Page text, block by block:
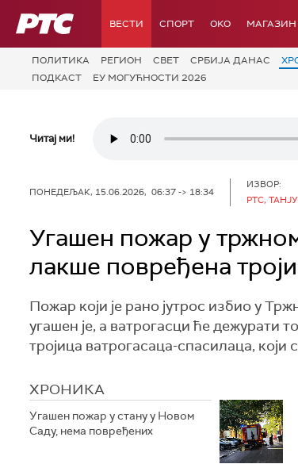
РТС ВЕСТИ СПОРТ OKO МАГАЗИН
ПОЛИТИКА РЕГИОН СВЕТ СРБИЈА ДАНАС
ПОДКАСТ
ЕУ МОГУЋНОСТИ 2026
Читај ми!
ПОНЕДЕЉАК, 15.06.2026, 06:37 -> 18:34
ИЗВОР:
РТС,
Угашен пожар у
лакше повређена
Пожар који је рано јутрос избио у
угашен је, а ватрогасци ће дежурати
тројица ватрогасаца-спасилаца,
ХРОНИКА
Угашен пожар у стану у Новом
Саду, нема повређених